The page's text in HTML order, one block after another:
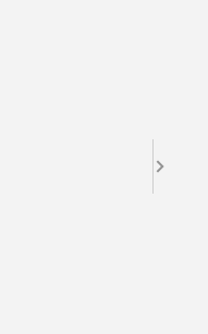
machen: Wer sich
entscheidet,
die
eines
auf zehn Euro im
Endkunden quasi ein Jahr
Aktion gibt es unter